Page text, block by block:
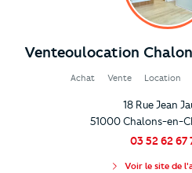
Venteoulocation
Achat Vente Location
18 Rue Jean
51000 Chalons-en-
03 52 62 67
Voir le site de